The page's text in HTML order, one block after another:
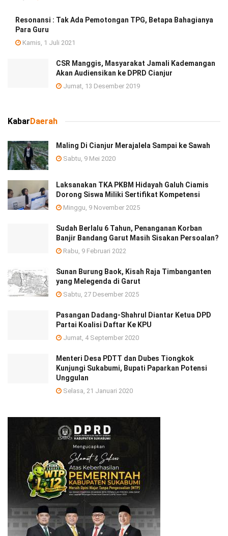
Resonansi : Tak Ada Pemotongan TPG, Betapa Bahagianya
Para Guru
Kamis, 1 Juli 2021
CSR Manggis, Masyarakat Jamali Kademangan
Akan Audiensikan ke DPRD Cianjur
Jumat, 13 Desember 2019
Kabar Daerah
Maling Di Cianjur Merajalela Sampai ke Sawah
Sabtu, 9 Mei 2020
Laksanakan TKA PKBM Hidayah Galuh Ciamis
Dorong Siswa Miliki Sertifikat Kompetensi
Minggu, 9 November 2025
Sudah Berlalu 6 Tahun, Penanganan Korban
Banjir Bandang Garut Masih Sisakan Persoalan?
Rabu, 9 Februari 2022
Sunan Burung Baok, Kisah Raja Timbanganten
yang Melegenda di Garut
Sabtu, 27 Desember 2025
Pasangan Dadang-Shahrul Diantar Ketua DPD
Partai Koalisi Daftar Ke KPU
Jumat, 4 September 2020
Menteri Desa PDTT dan Dubes Tiongkok
Kunjungi Sukabumi, Bupati Paparkan Potensi
Unggulan
Selasa, 21 Januari 2020